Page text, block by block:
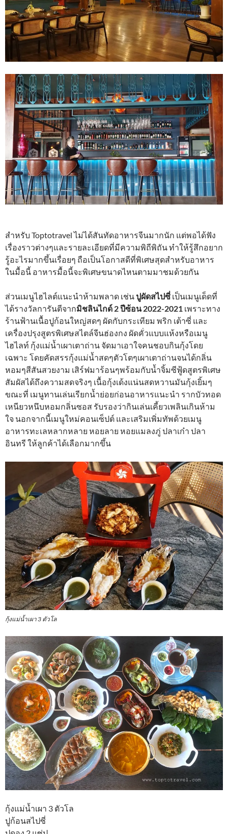
สำหรับ Toptotravel ไม่ได้สันทัดอาหารจีนมากนัก แต่พอได้ฟัง
เรื่องราวต่างๆและรายละเอียดที่มีความพิถีพิถัน ทำให้รู้สึกอยาก
รู้อะไรมากขึ้นเรื่อยๆ ถือเป็นโอกาสดีที่พิเศษสุดสำหรับอาหาร
ในมื้อนี้ อาหารมื้อนี้จะพิเศษขนาดไหนตามมาชมด้วยกัน
ส่วนเมนูไฮไลต์แนะนำห้ามพลาด เช่น ปูผัดสไปซี่ เป็นเมนูเด็ดที่
ได้รางวัลการันตีจากมิชลินไกด์ 2 ปีซ้อน 2022-2021 เพราะทาง
ร้านฟ้านเนื้อปูก้อนใหญ่สดๆ ผัดกับกระเทียม พริก เต้าซี่ และ
เครื่องปรุงสูตรพิเศษสไตล์จีนฮ่องกง ผัดคั่วแบบแห้งหรือเมนู
ไฮไลท์ กุ้งแม่น้ำเผาเตาถ่าน จัดมาเอาใจคนชอบกินกุ้งโดย
เฉพาะ โดยคัดสรรกุ้งแม่น้ำสดๆตัวโตๆเผาเตาถ่านจนได้กลิ่น
หอมๆสีสันสวยงาม เสิร์ฟมาร้อนๆพร้อมกับน้ำจิ้มซีฟู้ดสูตรพิเศษ
สัมผัสได้ถึงความสดจริงๆ เนื้อกุ้งเด้งแน่นสดหวานมันกุ้งเยิ้มๆ
ขณะที่ เมนูทานเล่นเรียกน้ำย่อยก่อนอาหารแนะนำ รากบัวทอด
เหนียวหนึบหอมกลิ่นซอส รับรองว่ากินเล่นเคี้ยวเพลินเกินห้าม
ใจ นอกจากนี้เมนูใหม่คอนเซ็ปต์ และเสริมเพิ่มทัพด้วยเมนู
อาหารทะเลหลากหลาย หอยลาย หอยแมลงภู่ ปลาเก๋า ปลา
อินทรี ให้ลูกค้าได้เลือกมากขึ้น
กุ้งแม่น้ำเผา 3 ตัวโล
กุ้งแม่น้ำเผา 3 ตัวโล
ปูก้อนสไปซี่